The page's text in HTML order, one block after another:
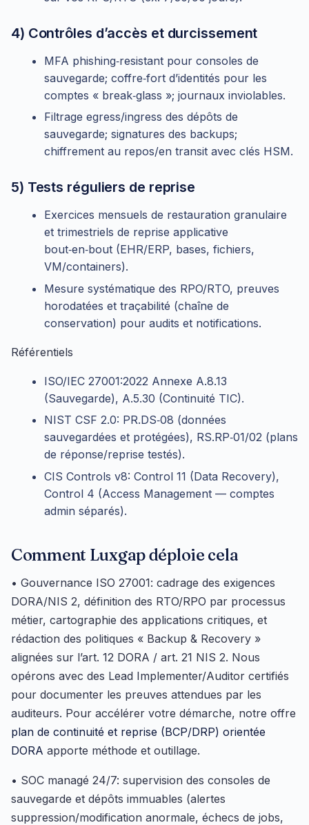
4) Contrôles d’accès et durcissement
MFA phishing‑resistant pour consoles de
sauvegarde; coffre‑fort d’identités pour les
comptes « break‑glass »; journaux inviolables.
Filtrage egress/ingress des dépôts de
sauvegarde; signatures des backups;
chiffrement au repos/en transit avec clés HSM.
5) Tests réguliers de reprise
Exercices mensuels de restauration granulaire
et trimestriels de reprise applicative
bout‑en‑bout (EHR/ERP, bases, fichiers,
VM/containers).
Mesure systématique des RPO/RTO, preuves
horodatées et traçabilité (chaîne de
conservation) pour audits et notifications.
Référentiels
ISO/IEC 27001:2022 Annexe A.8.13
(Sauvegarde), A.5.30 (Continuité TIC).
NIST CSF 2.0: PR.DS‑08 (données
sauvegardées et protégées), RS.RP‑01/02 (plans
de réponse/reprise testés).
CIS Controls v8: Control 11 (Data Recovery),
Control 4 (Access Management — comptes
admin séparés).
Comment Luxgap déploie cela
• Gouvernance ISO 27001: cadrage des exigences
DORA/NIS 2, définition des RTO/RPO par processus
métier, cartographie des applications critiques, et
rédaction des politiques « Backup & Recovery »
alignées sur l’art. 12 DORA / art. 21 NIS 2. Nous
opérons avec des Lead Implementer/Auditor certifiés
pour documenter les preuves attendues par les
auditeurs. Pour accélérer votre démarche, notre offre
plan de continuité et reprise (BCP/DRP) orientée
DORA apporte méthode et outillage.
• SOC managé 24/7: supervision des consoles de
sauvegarde et dépôts immuables (alertes
suppression/modification anormale, échecs de jobs,